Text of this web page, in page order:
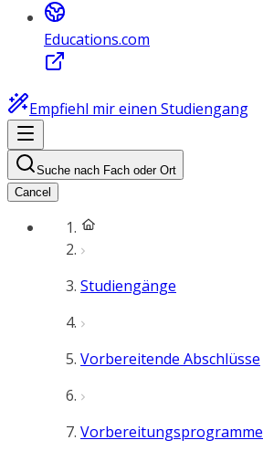
Educations.com
Empfiehl mir einen Studiengang
Suche nach Fach oder Ort
Cancel
Studiengänge
Vorbereitende Abschlüsse
Vorbereitungsprogramme